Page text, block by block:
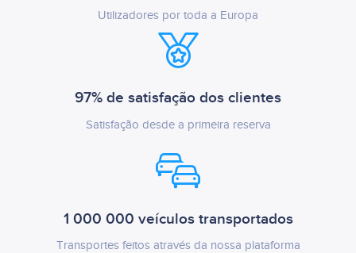
Utilizadores por toda a Europa
97% de satisfação dos clientes
Satisfação desde a primeira reserva
1 000 000 veículos transportados
Transportes feitos através da nossa plataforma